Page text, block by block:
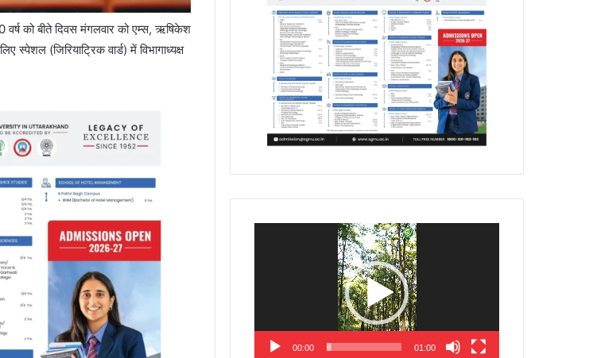
वर्ष को बीते दिवस मंगलवार को एम्स, ऋषिकेश
स्पेशल (जिरियाट्रिक वार्ड) में विभागाध्यक्ष
00:00 01:00